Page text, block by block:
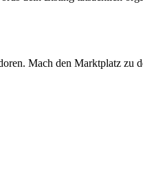
Mach den Marktplatz zu